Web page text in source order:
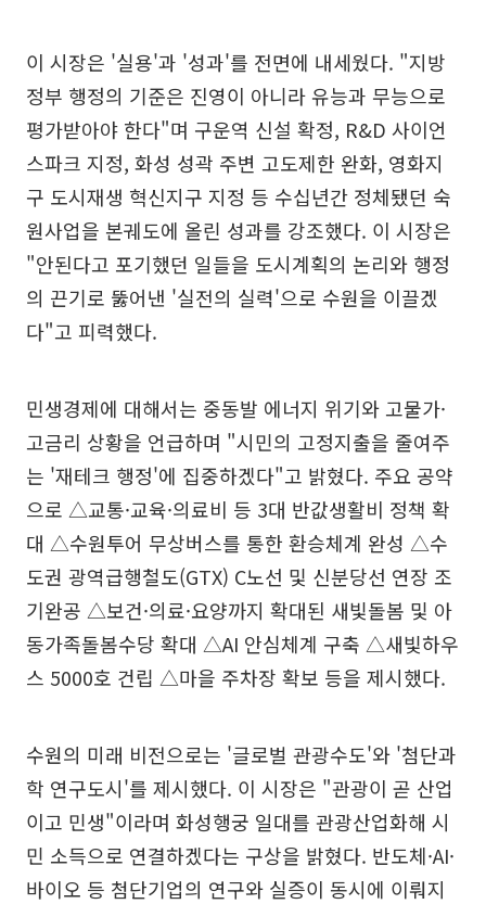
이 시장은 '실용'과 '성과'를 전면에 내세웠다. "지방
정부 행정의 기준은 진영이 아니라 유능과 무능으로
평가받아야 한다"며 구운역 신설 확정, R&D 사이언
스파크 지정, 화성 성곽 주변 고도제한 완화, 영화지
구 도시재생 혁신지구 지정 등 수십년간 정체됐던 숙
원사업을 본궤도에 올린 성과를 강조했다. 이 시장은
"안된다고 포기했던 일들을 도시계획의 논리와 행정
의 끈기로 뚫어낸 '실전의 실력'으로 수원을 이끌겠
다"고 피력했다.
민생경제에 대해서는 중동발 에너지 위기와 고물가·
고금리 상황을 언급하며 "시민의 고정지출을 줄여주
는 '재테크 행정'에 집중하겠다"고 밝혔다. 주요 공약
으로 △교통·교육·의료비 등 3대 반값생활비 정책 확
대 △수원투어 무상버스를 통한 환승체계 완성 △수
도권 광역급행철도(GTX) C노선 및 신분당선 연장 조
기완공 △보건·의료·요양까지 확대된 새빛돌봄 및 아
동가족돌봄수당 확대 △AI 안심체계 구축 △새빛하우
스 5000호 건립 △마을 주차장 확보 등을 제시했다.
수원의 미래 비전으로는 '글로벌 관광수도'와 '첨단과
학 연구도시'를 제시했다. 이 시장은 "관광이 곧 산업
이고 민생"이라며 화성행궁 일대를 관광산업화해 시
민 소득으로 연결하겠다는 구상을 밝혔다. 반도체·AI·
바이오 등 첨단기업의 연구와 실증이 동시에 이뤄지